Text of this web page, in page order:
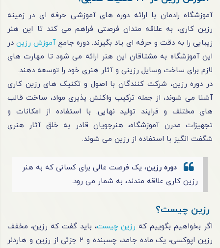
آموزشگاه رادمان با ارائه دوره‌ های آموزشی حرفه‌ ای در زمینه
رزین کاری، به علاقه‌ مندان فرصتی فراهم می‌ کند تا این هنر
زیبایی را به دقت و حرفه ای یاد بگیرند. دوره‌ جامعآموزش رزیندر
این آموزشگاه به مشتاقان این هنر ارائه می‌ شود تا مهارت‌ های
لازم برای ساخت وسایل رزینی و آثار هنری خود را توسعه دهند.
در دوره رزین، شرکت‌ کنندگان با اصول و تکنیک‌ های رزین کاری
آشنا می‌ شوند، از جمله ترکیب واکنش‌ پذیری مواد، ساخت قالب‌
های مختلف و فرایند تولید نهایی. با استفاده از امکانات و
تجهیزات مدرن آموزشگاه، هنرجویان قادر به خلق آثار هنری
شگفت‌ انگیز با استفاده از رزین می‌ شوند.
دوره رزین، یک فرصت عالی برای کسانی که به هنر
رزین کاری علاقه‌ مندند، به شمار می رود.
رزین چیست؟
اگر بخواهیم بگوییم که رزین چیست، باید گفت که رزین، مخفف
رزین اپوکسی، یک ماده جامد، چسبنده و ۲ جزئی از رزین و هاردنر